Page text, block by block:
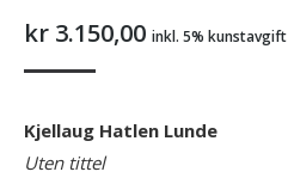
kr 3.150,00 inkl. 5% kunstavgift
Kjellaug Hatlen Lunde
Uten tittel